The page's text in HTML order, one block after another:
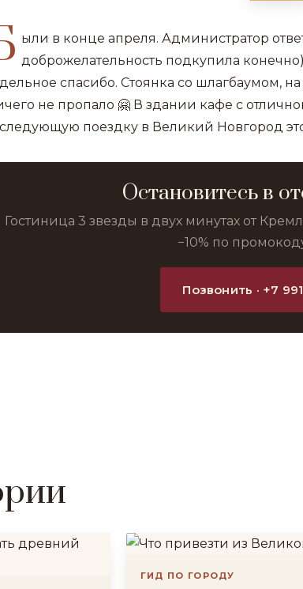
ыли в конце апреля. Администратор
доброжелательность подкупила
спасибо. Стоянка со шлагбаумом,
не пропало 🤗 В здании кафе с
поездку в Великий Новгород
Остановитесь в
Гостиница 3 звезды в двух минутах от
−10% по
Позвонить · +7
ГИД ПО ГОРОДУ